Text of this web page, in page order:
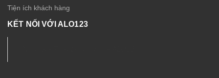
Tiện ích khách hàng
KẾT NỐI VỚI ALO123